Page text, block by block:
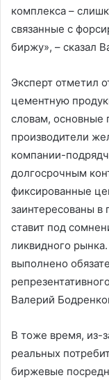
комплекса –
связанные с
биржу», – сказал
Эксперт отметил
цементную
словам, основные
производители
компании-
долгосрочным
фиксированные
заинтересованы
ставит под
ликвидного
выполнено
Валерий
В тоже время, из-
реальных
биржевые